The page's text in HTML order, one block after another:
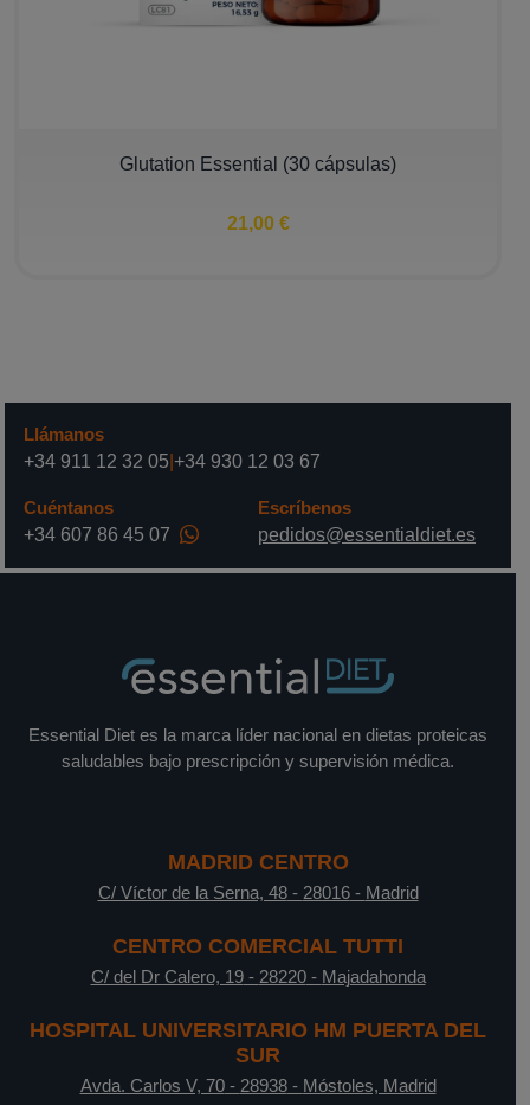
Glutation Essential (30 cápsulas)
21,00 €
Llámanos
+34 911 12 32 05 +34 930 12 03 67
Cuéntanos
+34 607 86 45 07
Escríbenos
pedidos@essentialdiet.es
Essential Diet es la marca líder nacional en dietas proteicas
saludables bajo prescripción y supervisión médica.
MADRID CENTRO
C/ Víctor de la Serna, 48- 28016- Madrid
CENTRO COMERCIAL TUTTI
C/ del Dr Calero, 19- 28220- Majadahonda
HOSPITAL UNIVERSITARIO HM PUERTA DEL
SUR
Avda. Carlos V, 70- 28938- Móstoles, Madrid